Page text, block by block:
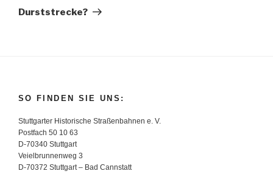
Beitrag
Durststrecke?
SO FINDEN SIE UNS:
Stuttgarter Historische Straßenbahnen e. V.
Postfach 50 10 63
D-70340 Stuttgart
Veielbrunnenweg 3
D-70372 Stuttgart – Bad Cannstatt